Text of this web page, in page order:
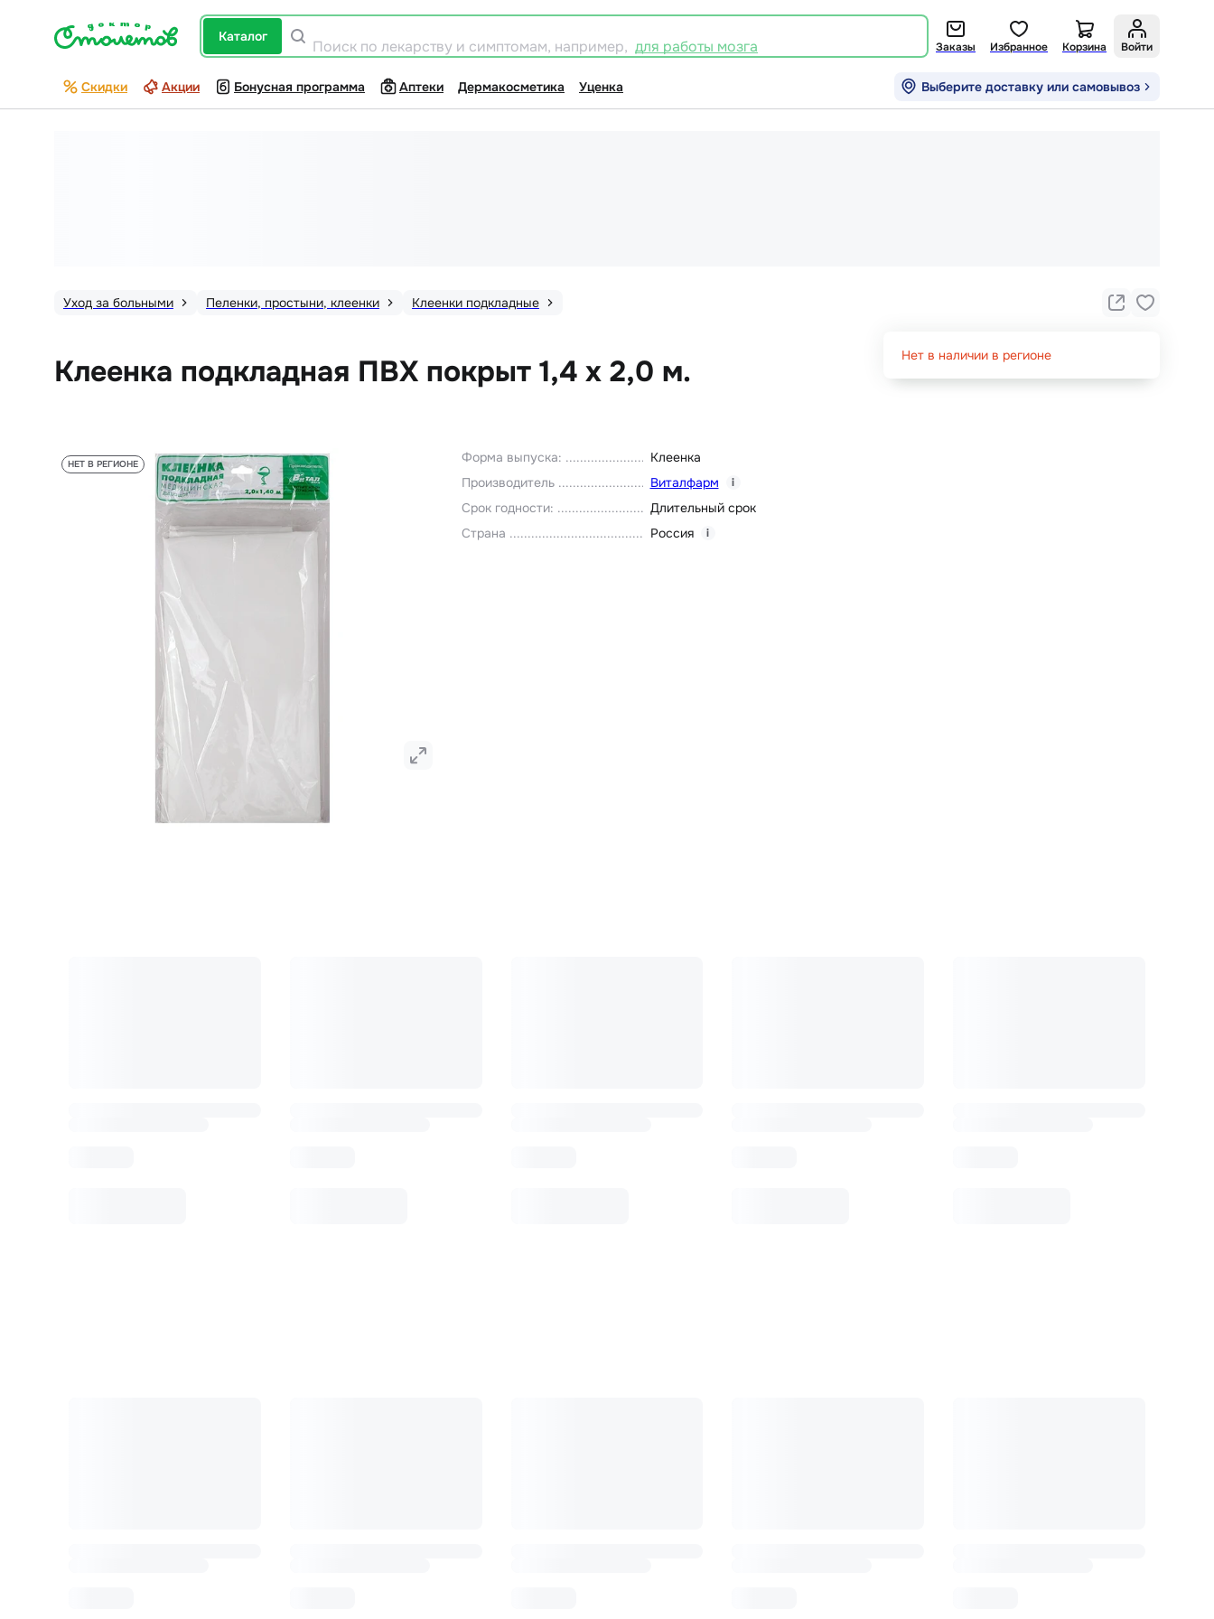
каталог
Поиск по лекарству и симптомам, например, для работы мозга Заказы Избранное Корзина Войти
Скидки Акции Бонусная программа Аптеки Дермакосметика Уценка Выберите доставку или самовывоз
Уход за больными Пеленки, простыни, клеенки Клеенки подкладные
Клеенка подкладная ПВХ покрыт 1,4 х 2,0 м.
НЕТ В РЕГИОНЕ Форма выпуска:
Клеенка
Производитель
Виталфарм i
Срок годности:
Длительный срок
Страна
Россия i
Нет в наличии в регионе